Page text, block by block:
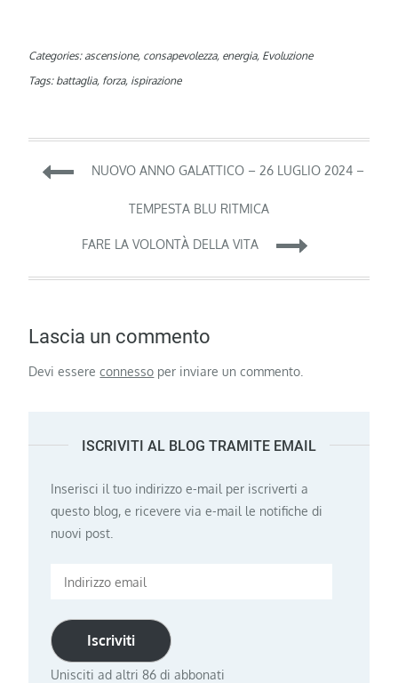
Categories: ascensione, consapevolezza, energia, Evoluzione
Tags: battaglia, forza, ispirazione
Navigazione
articoli
NUOVO ANNO GALATTICO – 26 LUGLIO 2024 –
TEMPESTA BLU RITMICA
FARE LA VOLONTÀ DELLA VITA
Lascia un commento
Devi essereconnesso per inviare un commento.
ISCRIVITI AL BLOG TRAMITE EMAIL
Inserisci il tuo indirizzo e-mail per iscriverti a
questo blog, e ricevere via e-mail le notifiche di
nuovi post.
Indirizzo
Iscriviti
Unisciti ad altri 86 di abbonati